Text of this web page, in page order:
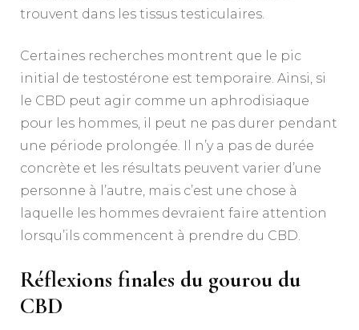
trouvent dans les tissus testiculaires.
Certaines recherches montrent que le pic
initial de testostérone est temporaire. Ainsi, si
le CBD peut agir comme un aphrodisiaque
pour les hommes, il peut ne pas durer pendant
une période prolongée. Il n’y a pas de durée
concrète et les résultats peuvent varier d’une
personne à l’autre, mais c’est une chose à
laquelle les hommes devraient faire attention
lorsqu’ils commencent à prendre du CBD.
Réflexions finales du gourou du
CBD